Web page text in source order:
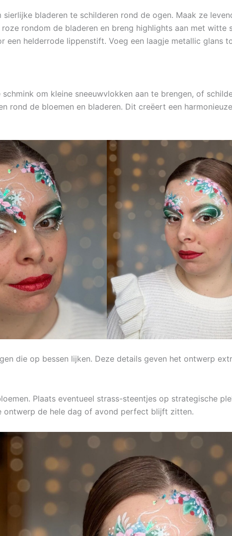
bladeren te schilderen rond de ogen. Maak ze
rondom de bladeren en breng highlights aan met witte
helderrode lippenstift. Voeg een laagje metallic glans
om kleine sneeuwvlokken aan te brengen, of
rond de bloemen en bladeren. Dit creëert een
die op bessen lijken. Deze details geven het ontwerp
Plaats eventueel strass-steentjes op strategische
de hele dag of avond perfect blijft zitten.